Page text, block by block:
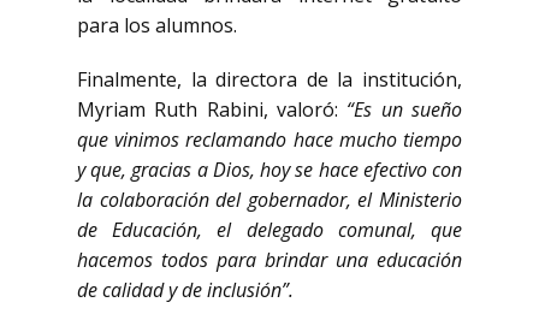
para los alumnos.
Finalmente, la directora de la institución,
Myriam Ruth Rabini, valoró: “Es un sueño
que vinimos reclamando hace mucho tiempo
y que, gracias a Dios, hoy se hace efectivo con
la colaboración del gobernador, el Ministerio
de Educación, el delegado comunal, que
hacemos todos para brindar una educación
de calidad y de inclusión”.